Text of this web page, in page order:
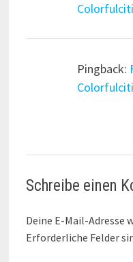
Pingback:
Schreibe einen
Deine E-Mail-
Erforderliche Felder